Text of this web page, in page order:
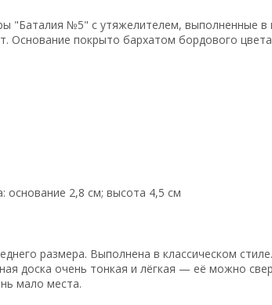
"Баталия №5" с утяжелителем, выполненные в
Основание покрыто бархатом бордового
основание 2,8 см; высота 4,5 см
размера. Выполнена в классическом
доска очень тонкая и лёгкая — её можно
мало места.